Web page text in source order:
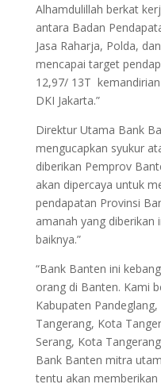
Alhamdulillah berkat
antara Badan
Jasa Raharja, Polda,
mencapai target
12,97/ 13T
DKI Jakarta.”
Direktur Utama Bank
mengucapkan syukur
diberikan Pemprov
akan dipercaya untuk
pendapatan Provinsi
amanah yang diberikan
baiknya.”
“Bank Banten ini
orang di Banten. Kami
Kabupaten
Tangerang, Kota
Serang, Kota
Bank Banten mitra
tentu akan